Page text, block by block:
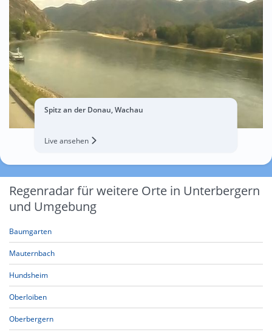
Spitz an der Donau, Wachau
Live ansehen
Regenradar für weitere Orte in Unterbergern
und Umgebung
Baumgarten
Mauternbach
Hundsheim
Oberloiben
Oberbergern